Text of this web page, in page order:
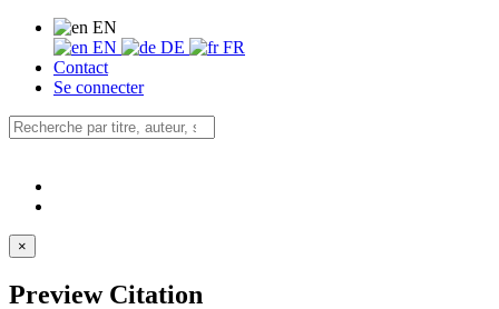
EN
EN
DE
FR
Contact
Se connecter